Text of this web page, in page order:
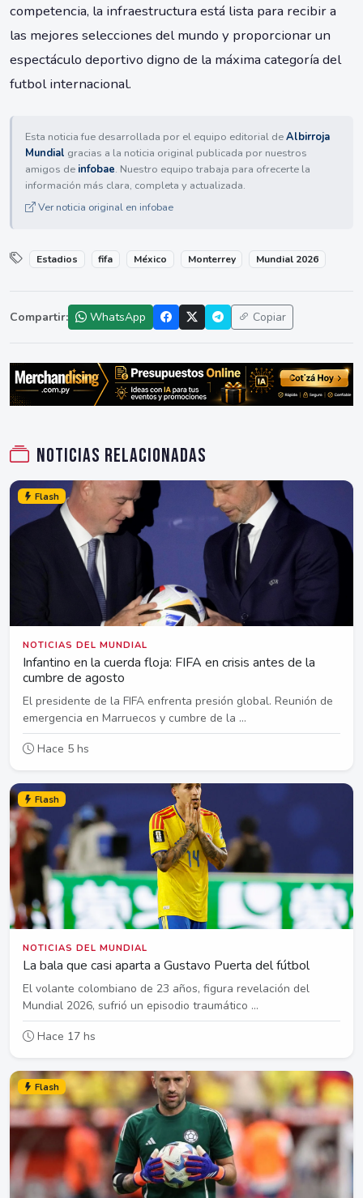
competencia, la infraestructura está lista para recibir a
las mejores selecciones del mundo y proporcionar un
espectáculo deportivo digno de la máxima categoría del
futbol internacional.
Esta noticia fue desarrollada por el equipo editorial deAlbirroja
Mundial gracias a la noticia original publicada por nuestros
amigos de infobae. Nuestro equipo trabaja para ofrecerte la
información más clara, completa y actualizada.
Ver noticia original en infobae
Estadios fifa México Monterrey Mundial 2026
Compartir: WhatsApp Copiar
Noticias relacionadas
Flash
NOTICIAS DEL MUNDIAL
Infantino en la cuerda floja: FIFA en crisis antes de la
cumbre de agosto
El presidente de la FIFA enfrenta presión global. Reunión de
emergencia en Marruecos y cumbre de la ...
Hace 5 hs
Flash
NOTICIAS DEL MUNDIAL
La bala que casi aparta a Gustavo Puerta del fútbol
El volante colombiano de 23 años, figura revelación del
Mundial 2026, sufrió un episodio traumático ...
Hace 17 hs
Flash